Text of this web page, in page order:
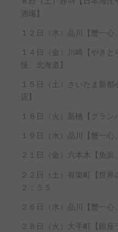
酒場】
１２日（水）品川【蟹一心
１４日（金）川崎【やき
慢、北海道】
１５日（土）さいたま新
店】
１８日（火）新橋【グラン
１９日（水）品川【蟹一心
２１日（金）六本木【魚浜
２２日（土）有楽町【世
２：５５
２６日（水）品川【蟹一心
２８日（火）大手町【銀座